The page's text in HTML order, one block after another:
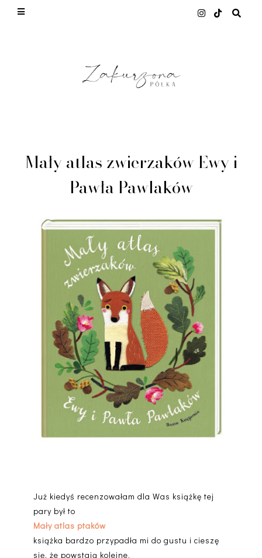
Mały atlas zwierzaków Ewy i
Pawła Pawlaków
Już kiedyś recenzowałam dla Was książkę tej
pary był to
Mały atlas ptaków
książka bardzo przypadła mi do gustu i cieszę
się, że powstają kolejne.
This site uses cookies from Google to deliver its
quality of service, generate usage statistics, and
to detect and address abuse.
LEARN MORE